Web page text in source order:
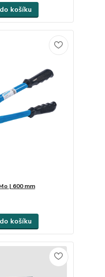
košíku
| 600 mm
košíku